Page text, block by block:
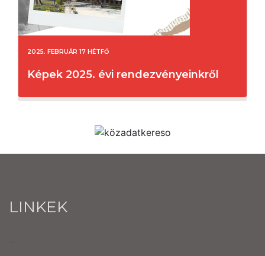
2025. FEBRUÁR 17 HÉTFŐ
Képek 2025. évi rendezvényeinkről
LINKEK
...